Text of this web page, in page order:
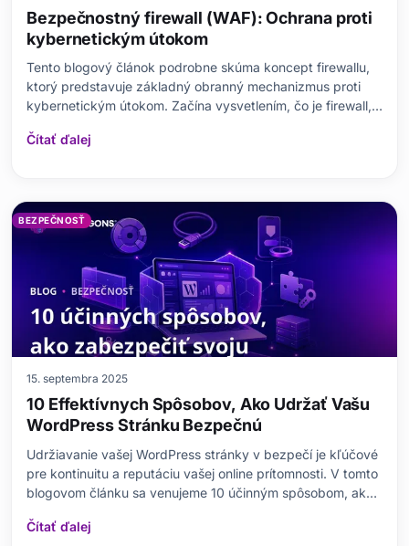
Bezpečnostný firewall (WAF): Ochrana proti
kybernetickým útokom
Tento blogový článok podrobne skúma koncept firewallu,
ktorý predstavuje základný obranný mechanizmus proti
kybernetickým útokom. Začína vysvetlením, čo je firewall,
kybernetických útokov. Následne porovnáva rôzne typy
Čítať ďalej
BEZPEČNOSŤ
15. septembra 2025
10 Effektívnych Spôsobov, Ako Udržať Vašu
WordPress Stránku Bezpečnú
Udržiavanie vašej WordPress stránky v bezpečí je kľúčové
pre kontinuitu a reputáciu vašej online prítomnosti. V tomto
blogovom článku sa venujeme 10 účinným spôsobom, ako
nevyhnutnosť bezpečnostných pluginov, výhody
Čítať ďalej